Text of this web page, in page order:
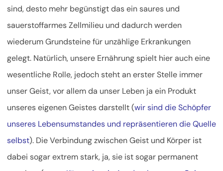
sind, desto mehr begünstigt das ein saures und
sauerstoffarmes Zellmilieu und dadurch werden
wiederum Grundsteine für unzählige Erkrankungen
gelegt. Natürlich, unsere Ernährung spielt hier auch eine
wesentliche Rolle, jedoch steht an erster Stelle immer
unser Geist, vor allem da unser Leben ja ein Produkt
unseres eigenen Geistes darstellt (wir sind die Schöpfer
unseres Lebensumstandes und repräsentieren die Quelle
selbst). Die Verbindung zwischen Geist und Körper ist
dabei sogar extrem stark, ja, sie ist sogar permanent